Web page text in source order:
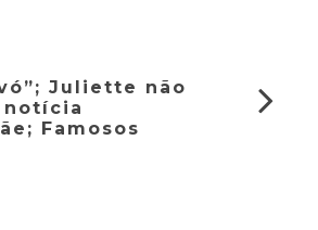
Juliette não
notícia
Famosos